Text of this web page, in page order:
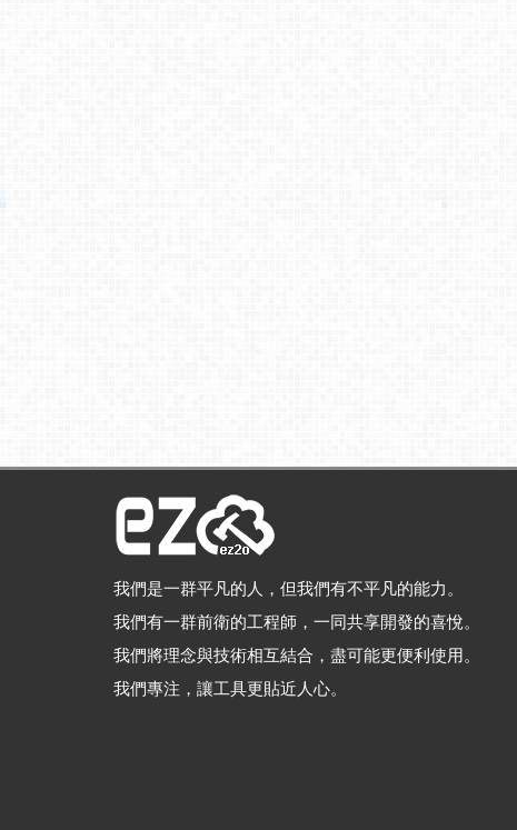
我們是一群平凡的人，但我們有不平凡的能力。
我們有一群前衛的工程師，一同共享開發的喜悅。
我們將理念與技術相互結合，盡可能更便利使用。
我們專注，讓工具更貼近人心。